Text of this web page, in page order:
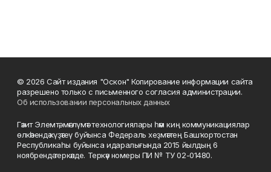
© 2026 Сайт издания "Оскон" Копирование информации сайта
разрешено только с письменного согласия администрации.
Об использовании персональных данных
Гәзит Элемтә, мәғлүмәт технологиялары һәм киң коммуникациялар
өлкәһендә күҙәтеү буйынса Федераль хеҙмәттең Башҡортостан
Республикаһы буйынса идаралығында 2015 йылдың 6
ноябрендә теркәлде. Теркәү номеры ПИ № ТУ 02-01480.